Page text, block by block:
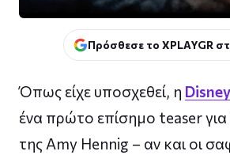
Πρόσθεσε το XPLAYGR
Όπως είχε υποσχεθεί, η Disney
ένα πρώτο επίσημο teaser
της Amy Hennig – αν και οι